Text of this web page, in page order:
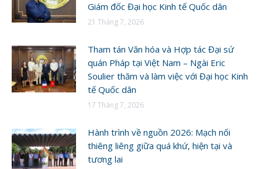
Giám đốc Đại học Kinh tế Quốc dân
21 Tháng 7, 2026
Tham tán Văn hóa và Hợp tác Đại sứ
quán Pháp tại Việt Nam – Ngài Eric
Soulier thăm và làm việc với Đại học Kinh
tế Quốc dân
17 Tháng 7, 2026
Hành trình về nguồn 2026: Mạch nối
thiêng liêng giữa quá khứ, hiện tại và
tương lai